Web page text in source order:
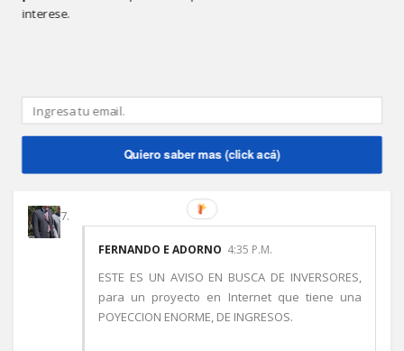
Este comentario ha sido eliminado por el autor.
FERNANDO E ADORNO 4:35 P.M.
ESTE ES UN AVISO EN BUSCA DE INVERSORES,
para un proyecto en Internet que tiene una
POYECCION ENORME, DE INGRESOS.
interese.
Quiero saber mas (click acá)